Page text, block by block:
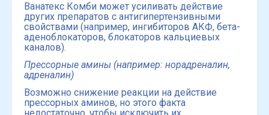
Ванатекс Комби может усиливать действие
других препаратов с антигипертензивными
свойствами (например, ингибиторов АКФ, бета-
аденоблокаторов, блокаторов кальциевых
каналов).
Прессорные амины (например: норадреналин,
адреналин)
Возможно снижение реакции на действие
прессорных аминов, но этого факта